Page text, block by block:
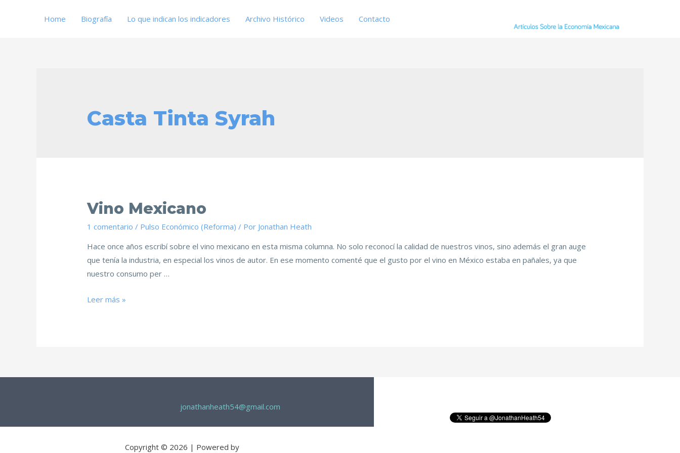
Home Biografía Lo que indican los indicadores Archivo Histórico Videos Contacto
Casta Tinta Syrah
Vino Mexicano
1 comentario / Pulso Económico (Reforma) / Por Jonathan Heath
Hace once años escribí sobre el vino mexicano en esta misma columna. No solo reconocí la calidad de nuestros vinos, sino además el gran auge
que tenía la industria, en especial los vinos de autor. En ese momento comenté que el gusto por el vino en México estaba en pañales, ya que
nuestro consumo per …
Leer más »
jonathanheath54@gmail.com
Copyright © 2026 | Powered by